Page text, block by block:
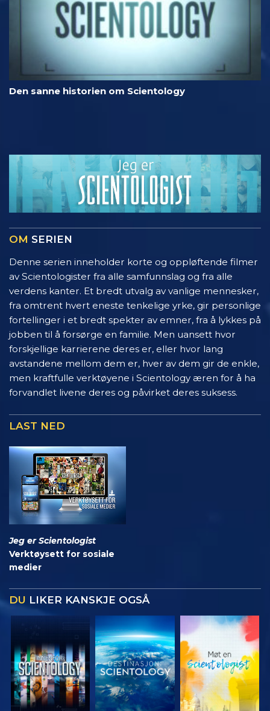
Den sanne historien om Scientology
OM SERIEN
Denne serien inneholder korte og oppløftende filmer
av Scientologister fra alle samfunnslag og fra alle
verdens kanter. Et bredt utvalg av vanlige mennesker,
fra omtrent hvert eneste tenkelige yrke, gir personlige
fortellinger i et bredt spekter av emner, fra å lykkes på
jobben til å forsørge en familie. Men uansett hvor
forskjellige karrierene deres er, eller hvor lang
avstandene mellom dem er, hver av dem gir de enkle,
men kraftfulle verktøyene i Scientology æren for å ha
forvandlet livene deres og påvirket deres suksess.
LAST NED
Jeg er Scientologist
Verktøysett for sosiale
medier
DU LIKER KANSKJE OGSÅ